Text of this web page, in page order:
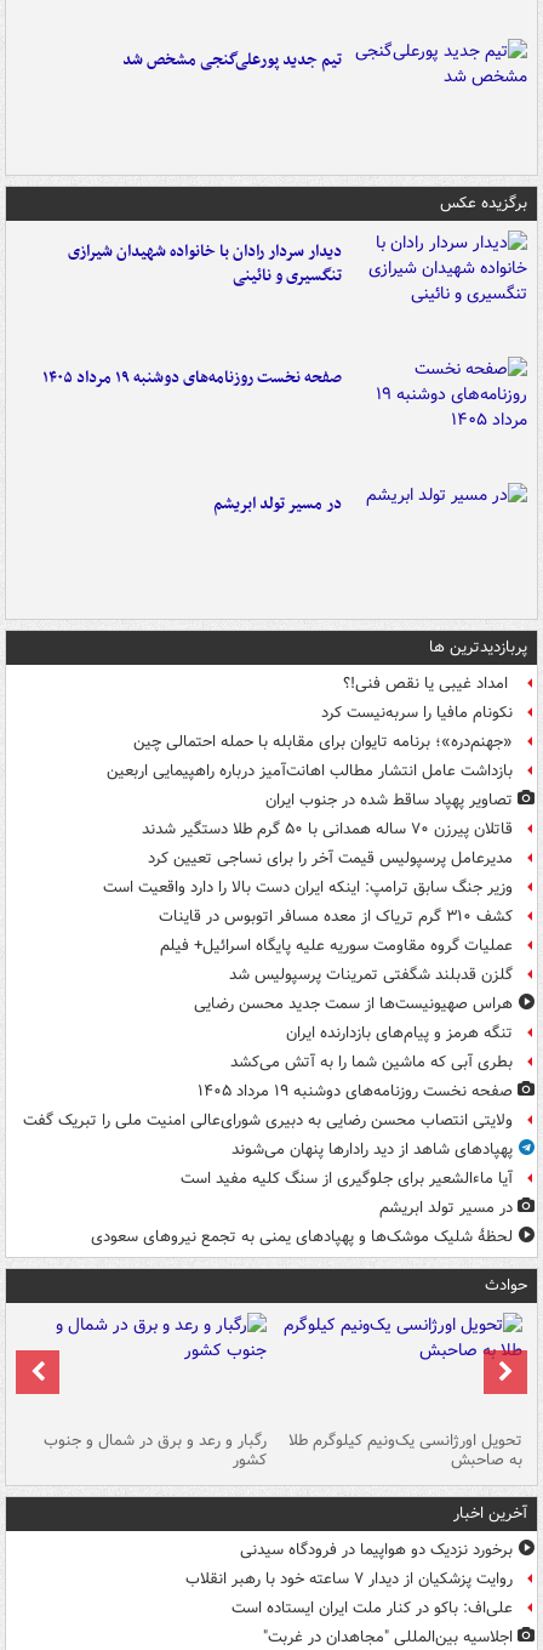
تیم جدید پورعلی‌گنجی مشخص شد
برگزیده عکس
دیدار سردار رادان با خانواده‌ شهیدان شیرازی
تنگسیری و نائینی
صفحه نخست روزنامه‌های دوشنبه ۱۹ مرداد ۱۴۰۵
در مسیر تولد ابریشم
پربازدیدترین ها
امداد غیبی یا نقص فنی!؟
نکونام مافیا را سربه‌نیست کرد
«جهنم‌دره»؛ برنامه تایوان برای مقابله با حمله احتمالی چین
بازداشت عامل انتشار مطالب اهانت‌آمیز درباره راهپیمایی اربعین
تصاویر پهپاد ساقط شده در جنوب ایران
قاتلان پیرزن ۷۰ ساله همدانی با ۵۰ گرم طلا دستگیر شدند
مدیرعامل پرسپولیس قیمت آخر را برای نساجی تعیین کرد
وزیر جنگ سابق ترامپ: اینکه ایران دست بالا را دارد واقعیت است
کشف ۳۱۰ گرم تریاک از معده مسافر اتوبوس در قاینات
عملیات گروه مقاومت سوریه علیه پایگاه اسرائیل+ فیلم
گلزن قدبلند شگفتی تمرینات پرسپولیس شد
هراس صهیونیست‌ها از سمت جدید محسن رضایی
تنگه هرمز و پیام‌های بازدارنده ایران
بطری آبی که ماشین شما را به آتش می‌کشد
صفحه نخست روزنامه‌های دوشنبه ۱۹ مرداد ۱۴۰۵
ولایتی انتصاب محسن رضایی به دبیری شورای‌عالی امنیت ملی را تبریک گفت
پهپادهای شاهد از دید رادارها پنهان می‌شوند
آیا ماءالشعیر برای جلوگیری از سنگ کلیه مفید است
در مسیر تولد ابریشم
لحظۀ شلیک موشک‌ها و پهپادهای یمنی به تجمع نیروهای سعودی
حوادث
تحویل اورژانسی یک‌ونیم کیلوگرم طلا
به صاحبش
رگبار و رعد و برق در شمال و جنوب
کشور
آخرین اخبار
برخورد نزدیک دو هواپیما در فرودگاه سیدنی
روایت پزشکیان از دیدار ۷ ساعته خود با رهبر انقلاب
علی‌اف: باکو در کنار ملت ایران ایستاده است
اجلاسیه بین‌المللی "مجاهدان در غربت"